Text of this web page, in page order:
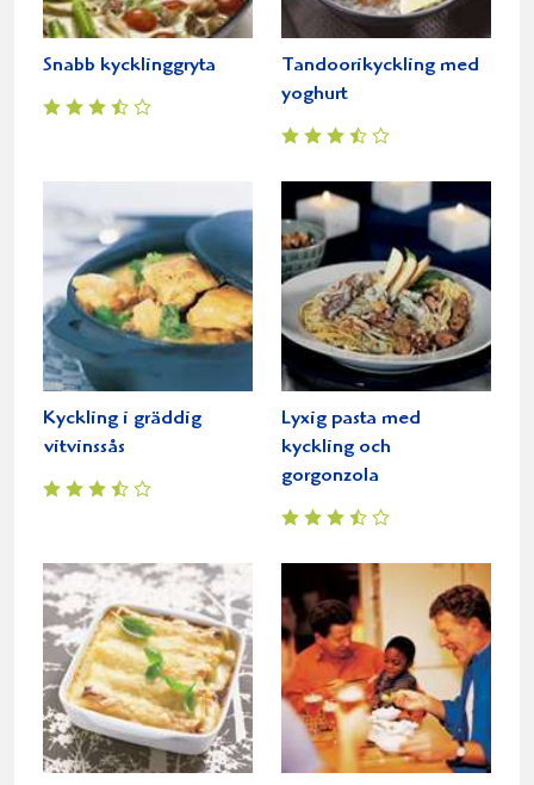
Snabb kycklinggryta
Tandoorikyckling med
yoghurt
Kyckling i gräddig
vitvinssås
Lyxig pasta med
kyckling och
gorgonzola